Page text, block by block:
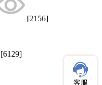
[2156]
[6129]
客服